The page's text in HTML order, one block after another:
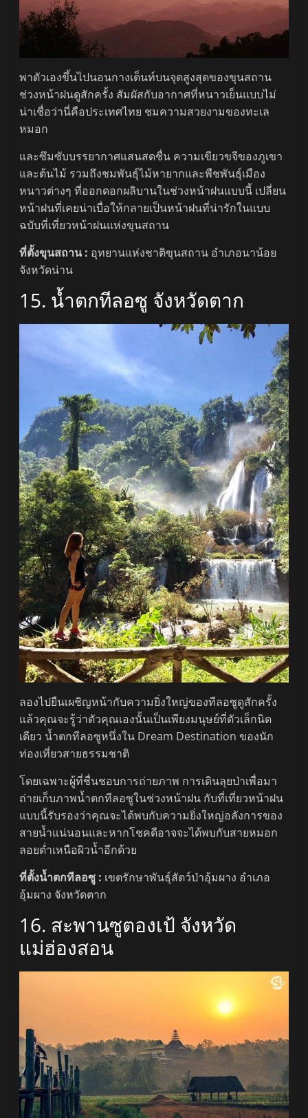
พาตัวเองขึ้นไปนอนกางเต็นท์บนจุดสูงสุดของขุนสถาน
ช่วงหน้าฝนดูสักครั้ง สัมผัสกับอากาศที่หนาวเย็นแบบไม่
น่าเชื่อว่านี่คือประเทศไทย ชมความสวยงามของทะเล
หมอก
และซึมซับบรรยากาศแสนสดชื่น ความเขียวขจีของภูเขา
และต้นไม้ รวมถึงชมพันธุ์ไม้หายากและพืชพันธุ์เมือง
หนาวต่างๆ ที่ออกดอกผลิบานในช่วงหน้าฝนแบบนี้ เปลี่ยน
หน้าฝนที่เคยน่าเบื่อให้กลายเป็นหน้าฝนที่น่ารักในแบบ
ฉบับที่เที่ยวหน้าฝนแห่งขุนสถาน
ที่ตั้งขุนสถาน : อุทยานแห่งชาติขุนสถาน อำเภอนาน้อย
จังหวัดน่าน
15. น้ำตกทีลอซู จังหวัดตาก
ลองไปยืนเผชิญหน้ากับความยิ่งใหญ่ของทีลอซูดูสักครั้ง
แล้วคุณจะรู้ว่าตัวคุณเองนั้นเป็นเพียงมนุษย์ที่ตัวเล็กนิด
เดียว น้ำตกทีลอซูหนึ่งใน Dream Destination ของนัก
ท่องเที่ยวสายธรรมชาติ
โดยเฉพาะผู้ที่ชื่นชอบการถ่ายภาพ การเดินลุยป่าเพื่อมา
ถ่ายเก็บภาพน้ำตกทีลอซูในช่วงหน้าฝน กับที่เที่ยวหน้าฝน
แบบนี้รับรองว่าคุณจะได้พบกับความยิ่งใหญ่อลังการของ
สายน้ำแน่นอนและหากโชคดีอาจจะได้พบกับสายหมอก
ลอยต่ำเหนือผิวน้ำอีกด้วย
ที่ตั้งน้ำตกทีลอซู : เขตรักษาพันธุ์สัตว์ป่าอุ้มผาง อำเภอ
อุ้มผาง จังหวัดตาก
16. สะพานซูตองเป้ จังหวัด
แม่ฮ่องสอน